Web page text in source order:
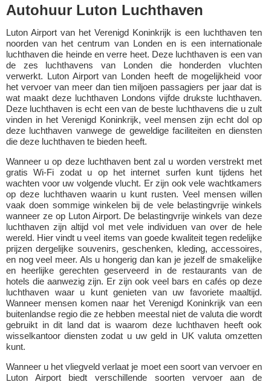
Autohuur Luton Luchthaven
Luton Airport van het Verenigd Koninkrijk is een luchthaven ten
noorden van het centrum van Londen en is een internationale
luchthaven die heinde en verre heet. Deze luchthaven is een van
de zes luchthavens van Londen die honderden vluchten
verwerkt. Luton Airport van Londen heeft de mogelijkheid voor
het vervoer van meer dan tien miljoen passagiers per jaar dat is
wat maakt deze luchthaven Londons vijfde drukste luchthaven.
Deze luchthaven is echt een van de beste luchthavens die u zult
vinden in het Verenigd Koninkrijk, veel mensen zijn echt dol op
deze luchthaven vanwege de geweldige faciliteiten en diensten
die deze luchthaven te bieden heeft.
Wanneer u op deze luchthaven bent zal u worden verstrekt met
gratis Wi-Fi zodat u op het internet surfen kunt tijdens het
wachten voor uw volgende vlucht. Er zijn ook vele wachtkamers
op deze luchthaven waarin u kunt rusten. Veel mensen willen
vaak doen sommige winkelen bij de vele belastingvrije winkels
wanneer ze op Luton Airport. De belastingvrije winkels van deze
luchthaven zijn altijd vol met vele individuen van over de hele
wereld. Hier vindt u veel items van goede kwaliteit tegen redelijke
prijzen dergelijke souvenirs, geschenken, kleding, accessoires,
en nog veel meer. Als u hongerig dan kan je jezelf de smakelijke
en heerlijke gerechten geserveerd in de restaurants van de
hotels die aanwezig zijn. Er zijn ook veel bars en cafés op deze
luchthaven waar u kunt genieten van uw favoriete maaltijd.
Wanneer mensen komen naar het Verenigd Koninkrijk van een
buitenlandse regio die ze hebben meestal niet de valuta die wordt
gebruikt in dit land dat is waarom deze luchthaven heeft ook
wisselkantoor diensten zodat u uw geld in UK valuta omzetten
kunt.
Wanneer u het vliegveld verlaat je moet een soort van vervoer en
Luton Airport biedt verschillende soorten vervoer aan de